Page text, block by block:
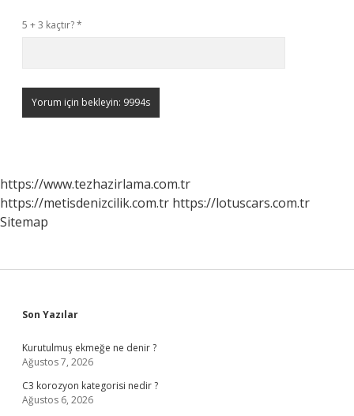
5 + 3 kaçtır?*
https://www.tezhazirlama.com.tr
https://metisdenizcilik.com.tr https://lotuscars.com.tr
Sitemap
Sidebar
Son Yazılar
Kurutulmuş ekmeğe ne denir ?
Ağustos 7, 2026
C3 korozyon kategorisi nedir ?
Ağustos 6, 2026